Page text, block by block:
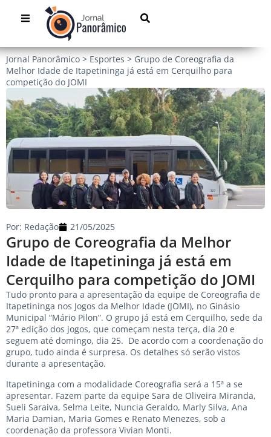
Jornal Panorâmico > Esportes > Grupo de Coreografia da
Melhor Idade de Itapetininga já está em Cerquilho para
competição do JOMI
Grupo de Coreografia da Melhor
Idade de Itapetininga já está em
Cerquilho para competição do JOMI
Por: Redação 21/05/2025
Tudo pronto para a apresentação da equipe de Coreografia de
Itapetininga nos Jogos da Melhor Idade (JOMI), no Ginásio
Municipal “Mário Pilon”. O grupo já está em Cerquilho, sede da
27ª edição dos jogos, que começam nesta terça, dia 20 e
seguem até domingo, dia 25. De acordo com a coordenação do
grupo, tudo ainda é surpresa. Os detalhes só serão vistos
durante a apresentação.
Itapetininga com a modalidade Coreografia será a 15ª a se
apresentar. Fazem parte da equipe Sara de Oliveira Miranda,
Sueli Saraiva, Selma Leite, Nuncia Geraldo, Marly Silva, Ana
Maria Damian, Maria Gomes e Renato Menezes, sob a
coordenação da professora Vivian Monti.